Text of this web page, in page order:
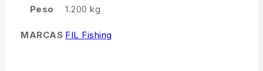
Peso 1.200 kg
MARCAS FIL Fishing